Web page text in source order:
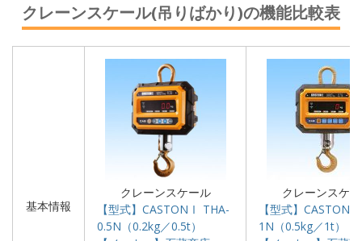
クレーンスケール(吊りばかり)の機能比較表
基本情報
クレーンスケール
【型式】CASTONⅠ THA-
0.5N（0.2kg／0.5t）
クレーンスケ
【型式】
1N（0.5kg／1t）